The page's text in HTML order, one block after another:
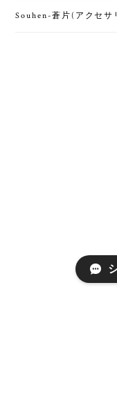
Souhen-蒼片(アクセサ